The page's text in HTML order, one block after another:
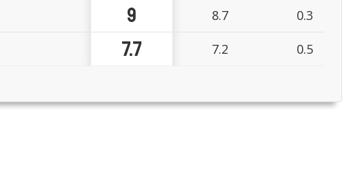
9 8.7 0.3
7.7 7.2 0.5